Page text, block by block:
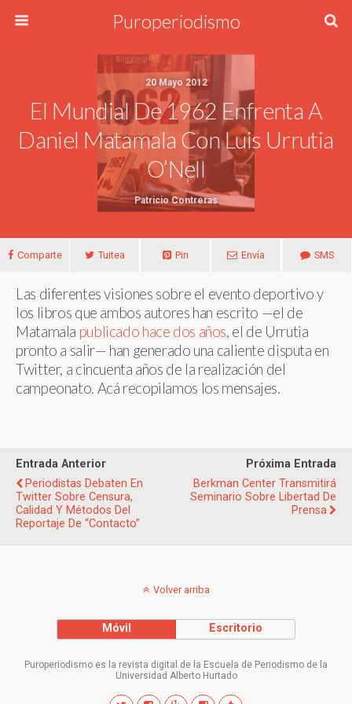
Puroperiodismo
20 Mayo 2012
El Mundial De 1962 Enfrenta A
Daniel Matamala Con Luis Urrutia
O’Nell
Patricio Contreras
Comparte Tuitea Pin Envía SMS
Las diferentes visiones sobre el evento deportivo y
los libros que ambos autores han escrito —el de
Matamala publicado hace dos años, el de Urrutia
pronto a salir— han generado una caliente disputa en
Twitter, a cincuenta años de la realización del
campeonato. Acá recopilamos los mensajes.
Entrada Anterior
Periodistas Debaten En
Twitter Sobre Censura,
Calidad Y Métodos Del
Reportaje De “Contacto”
Próxima Entrada
Berkman Center Transmitirá
Seminario Sobre Libertad De
Prensa
Volver arriba
Móvil Escritorio
Puroperiodismo es la revista digital de la Escuela de Periodismo de la
Universidad Alberto Hurtado